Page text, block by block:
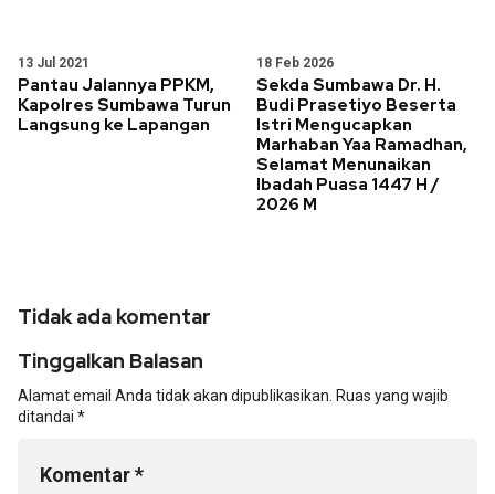
13 Jul 2021
Pantau Jalannya PPKM,
Kapolres Sumbawa Turun
Langsung ke Lapangan
18 Feb 2026
Sekda Sumbawa Dr. H.
Budi Prasetiyo Beserta
Istri Mengucapkan
Marhaban Yaa Ramadhan,
Selamat Menunaikan
Ibadah Puasa 1447 H /
2026 M
Tidak ada komentar
Tinggalkan Balasan
Alamat email Anda tidak akan dipublikasikan. Ruas yang wajib
ditandai *
Komentar*